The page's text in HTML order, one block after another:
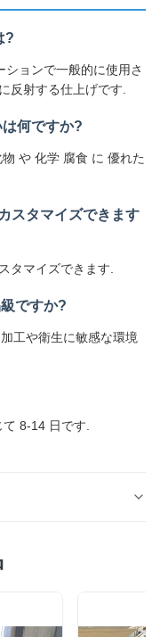
?
ョンで一般的に使用さ
反射する仕上げです.
何ですか?
や 化学 腐食 に 優れた
スタマイズできます
タマイズできます.
ですか?
工や衛生に敏感な環境
8-14 日です.
れた滑らかさ,耐腐蝕